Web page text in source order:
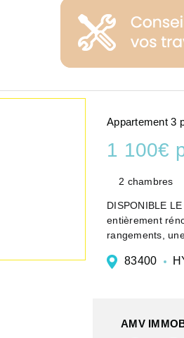
Appartement 3
1 100€
2 chambres
DISPONIBLE
entièrement
rangements,
83400
AMV